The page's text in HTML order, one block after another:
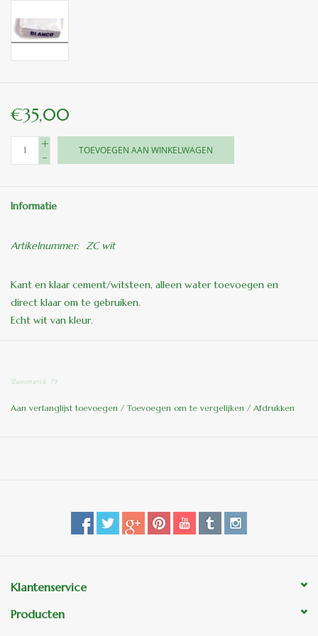
Cadeau artikelen
Diversen
Winkel decoratie
€35,00
+
-
TOEVOEGEN AAN WINKELWAGEN
Informatie
Artikelnummer: ZC wit
Kant en klaar cement/witsteen, alleen water toevoegen en
direct klaar om te gebruiken.
Echt wit van kleur.
Demmerik 73
Aan verlanglijst toevoegen / Toevoegen om te vergelijken / Afdrukken
Klantenservice
Producten